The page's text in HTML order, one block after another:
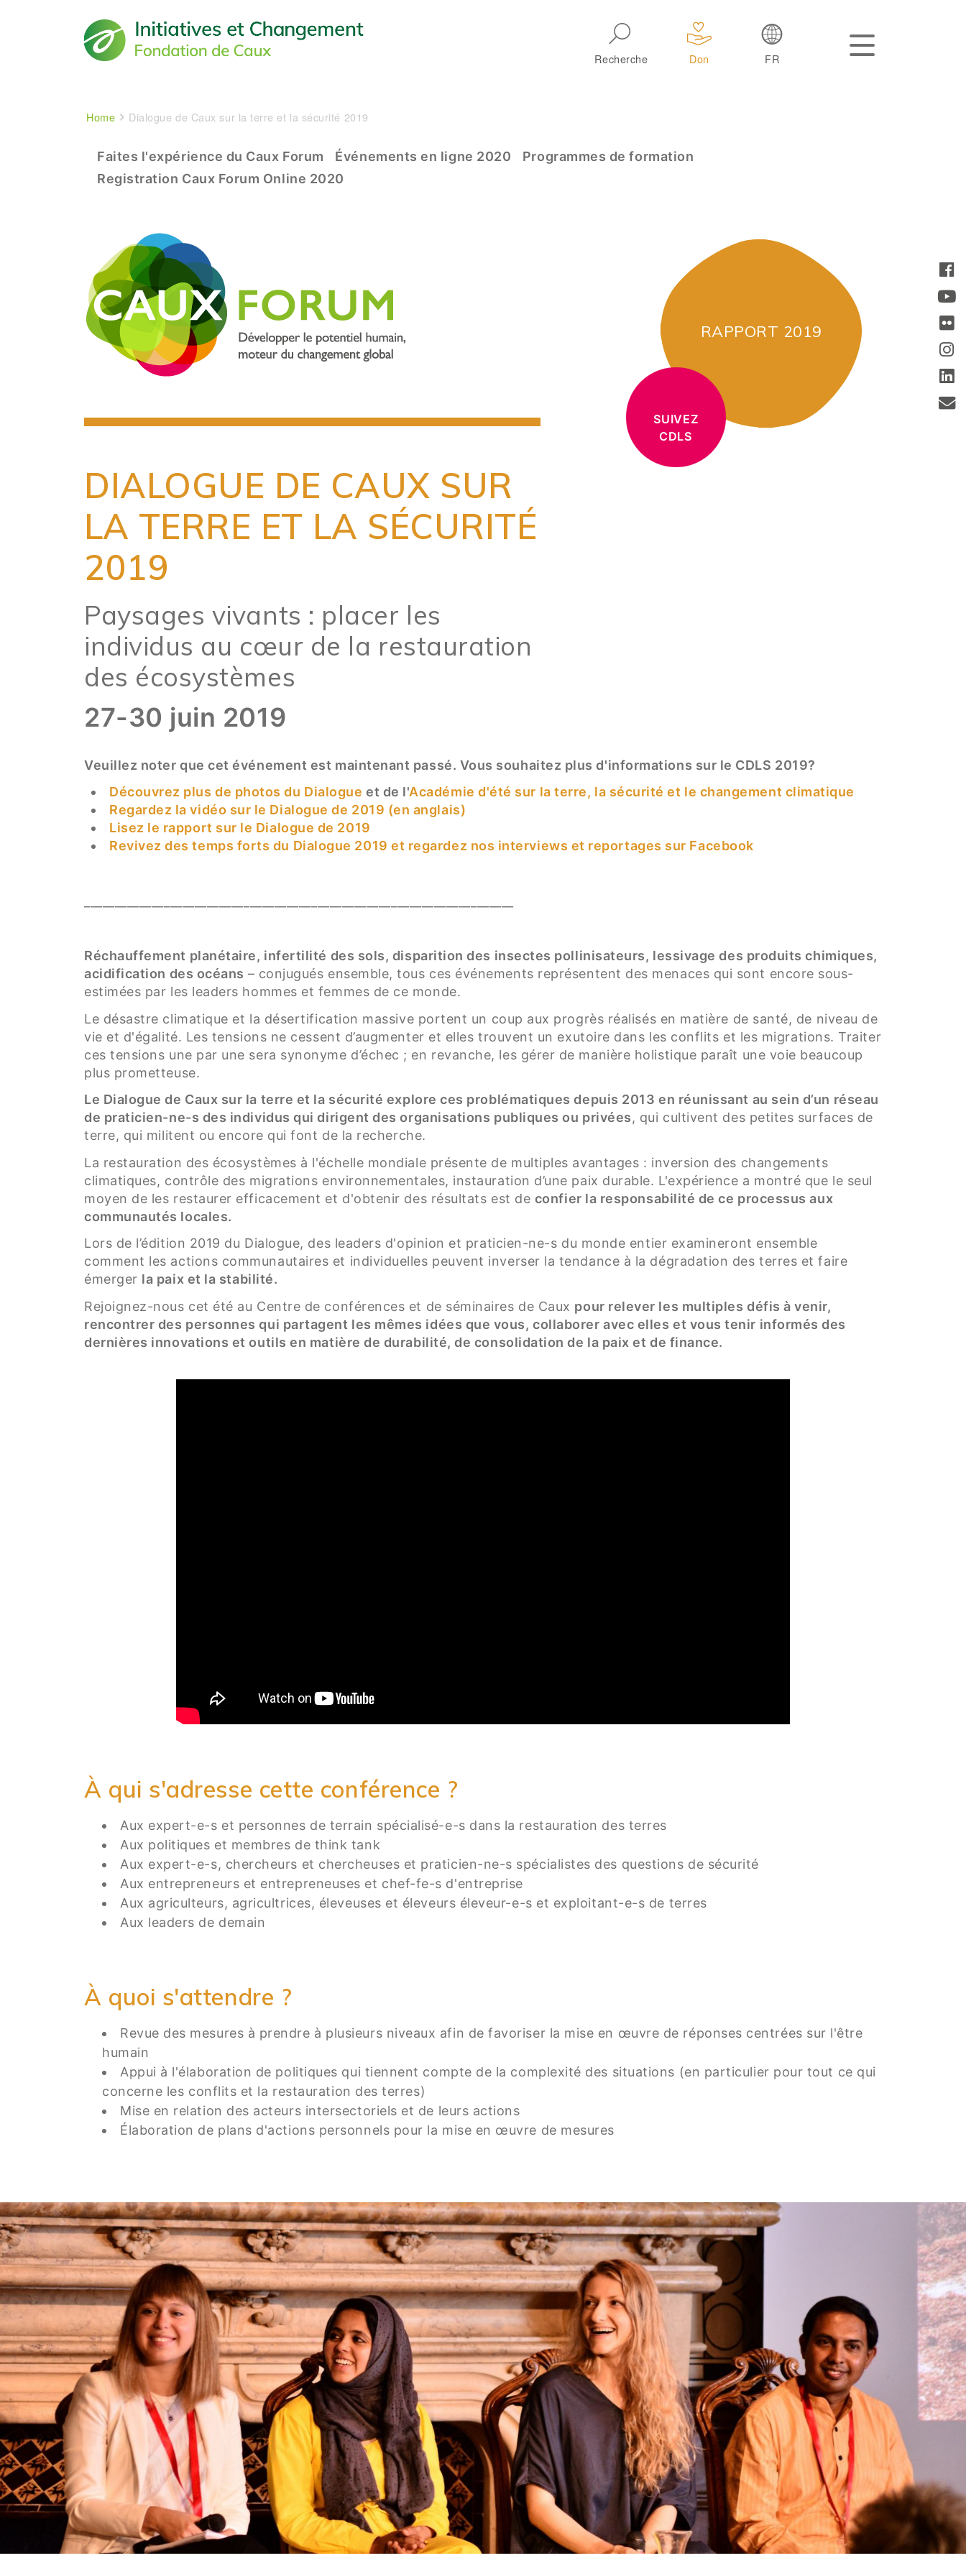
Recherche Don FR
Breadcrumb
Home Dialogue de Caux sur la terre et la sécurité 2019
Experience The CAUX Forum
Faites l'expérience du Caux Forum Événements en ligne 2020
Programmes de formation
Registration Caux Forum Online 2020
DIALOGUE DE CAUX SUR
LA TERRE ET LA SÉCURITÉ
2019
RAPPORT 2019
SUIVEZ
CDLS
Paysages vivants : placer les
individus au cœur de la restauration
des écosystèmes
27-30 juin 2019
Veuillez noter que cet événement est maintenant passé. Vous souhaitez plus d'informations sur le CDLS 2019?
Découvrez plus de photos du Dialogue et de l'Académie d'été sur la terre, la sécurité et le changement climatique
Regardez la vidéo sur le Dialogue de 2019 (en anglais)
Lisez le rapport sur le Dialogue de 2019
Revivez des temps forts du Dialogue 2019 et regardez nos interviews et reportages sur Facebook
Réchauffement planétaire, infertilité des sols, disparition des insectes pollinisateurs, lessivage des produits chimiques,
acidification des océans – conjugués ensemble, tous ces événements représentent des menaces qui sont encore sous-
estimées par les leaders hommes et femmes de ce monde.
Le désastre climatique et la désertification massive portent un coup aux progrès réalisés en matière de santé, de niveau de
vie et d'égalité. Les tensions ne cessent d’augmenter et elles trouvent un exutoire dans les conflits et les migrations. Traiter
ces tensions une par une sera synonyme d’échec ; en revanche, les gérer de manière holistique paraît une voie beaucoup
plus prometteuse.
Le Dialogue de Caux sur la terre et la sécurité explore ces problématiques depuis 2013 en réunissant au sein d’un réseau
de praticien-ne-s des individus qui dirigent des organisations publiques ou privées, qui cultivent des petites surfaces de
terre, qui militent ou encore qui font de la recherche.
La restauration des écosystèmes à l'échelle mondiale présente de multiples avantages : inversion des changements
climatiques, contrôle des migrations environnementales, instauration d’une paix durable. L'expérience a montré que le seul
moyen de les restaurer efficacement et d'obtenir des résultats est de confier la responsabilité de ce processus aux
communautés locales.
Lors de l’édition 2019 du Dialogue, des leaders d'opinion et praticien-ne-s du monde entier examineront ensemble
comment les actions communautaires et individuelles peuvent inverser la tendance à la dégradation des terres et faire
émerger la paix et la stabilité.
Rejoignez-nous cet été au Centre de conférences et de séminaires de Caux pour relever les multiples défis à venir,
rencontrer des personnes qui partagent les mêmes idées que vous, collaborer avec elles et vous tenir informés des
dernières innovations et outils en matière de durabilité, de consolidation de la paix et de finance.
À qui s'adresse cette conférence ?
Aux expert-e-s et personnes de terrain spécialisé-e-s dans la restauration des terres
Aux politiques et membres de think tank
Aux expert-e-s, chercheurs et chercheuses et praticien-ne-s spécialistes des questions de sécurité
Aux entrepreneurs et entrepreneuses et chef-fe-s d'entreprise
Aux agriculteurs, agricultrices, éleveuses et éleveurs éleveur-e-s et exploitant-e-s de terres
Aux leaders de demain
À quoi s'attendre ?
Revue des mesures à prendre à plusieurs niveaux afin de favoriser la mise en œuvre de réponses centrées sur l'être
humain
Appui à l'élaboration de politiques qui tiennent compte de la complexité des situations (en particulier pour tout ce qui
concerne les conflits et la restauration des terres)
Mise en relation des acteurs intersectoriels et de leurs actions
Élaboration de plans d'actions personnels pour la mise en œuvre de mesures